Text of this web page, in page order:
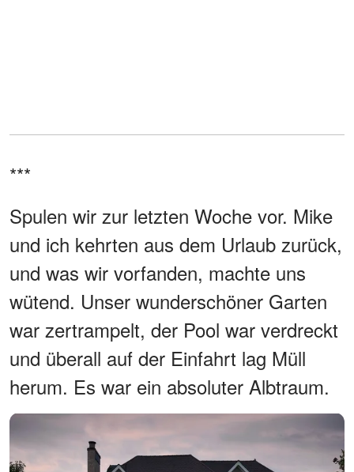
***
Spulen wir zur letzten Woche vor. Mike
und ich kehrten aus dem Urlaub zurück,
und was wir vorfanden, machte uns
wütend. Unser wunderschöner Garten
war zertrampelt, der Pool war verdreckt
und überall auf der Einfahrt lag Müll
herum. Es war ein absoluter Albtraum.